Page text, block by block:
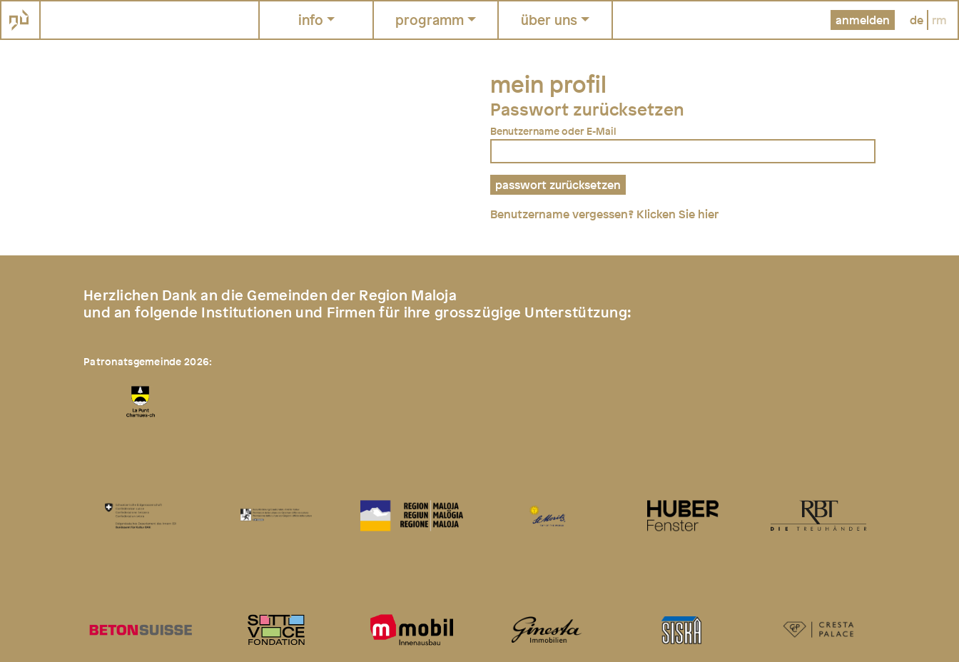
info programm über uns anmelden de rm
mein profil
Passwort zurücksetzen
Benutzername oder E-Mail
Benutzername vergessen? Klicken Sie hier
Herzlichen Dank an die Gemeinden der Region Maloja
und an folgende Institutionen und Firmen für ihre grosszügige Unterstützung:
Patronatsgemeinde 2026: